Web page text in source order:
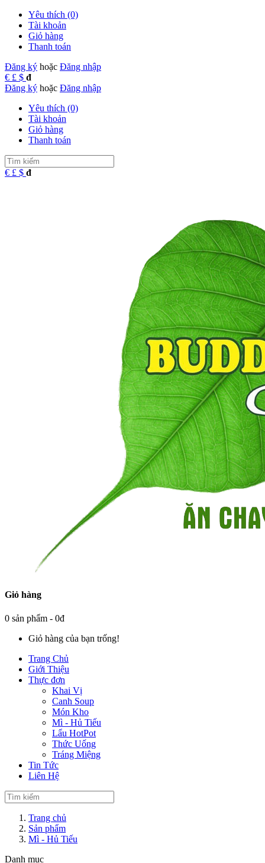
Yêu thích (0)
Tài khoản
Giỏ hàng
Thanh toán
Đăng ký hoặc Đăng nhập
€ £ $ đ
Đăng ký hoặc Đăng nhập
Yêu thích (0)
Tài khoản
Giỏ hàng
Thanh toán
€ £ $ đ
Giỏ hàng
0 sản phẩm - 0đ
Giỏ hàng của bạn trống!
Trang Chủ
Giới Thiệu
Thực đơn
Khai Vị
Canh Soup
Món Kho
Mì - Hủ Tiếu
Lẩu HotPot
Thức Uống
Tráng Miệng
Tin Tức
Liên Hệ
Trang chủ
Sản phẩm
Mì - Hủ Tiếu
Danh mục